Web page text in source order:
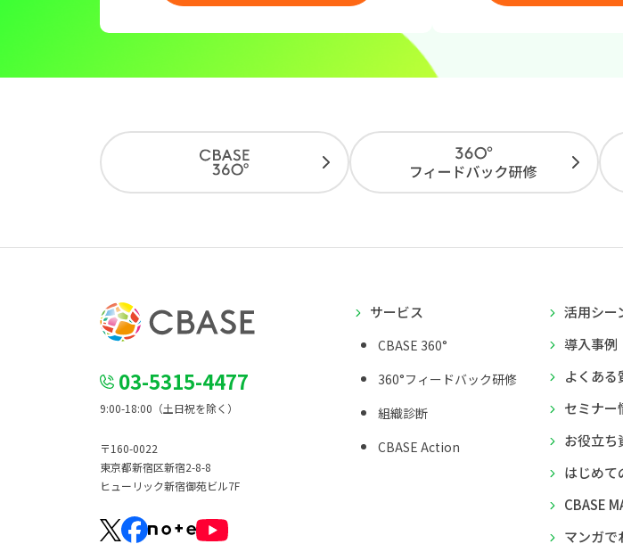
サービス
CBASE 360°
360°フィードバック研修
組織診断
CBASE Action
活用シー
導入事例
よくある
セミナー
お役立ち
はじめ
CBASE
マンガ
03-5315-4477
9:00-18:00（土日祝を除く）
〒160-0022
東京都新宿区新宿2-8-8
ヒューリック新宿御苑ビル7F